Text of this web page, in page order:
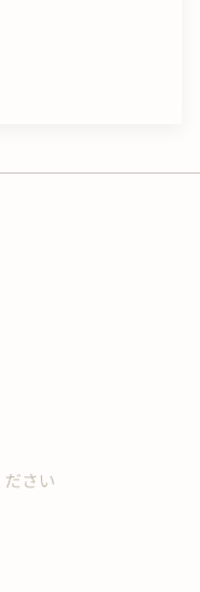
さい